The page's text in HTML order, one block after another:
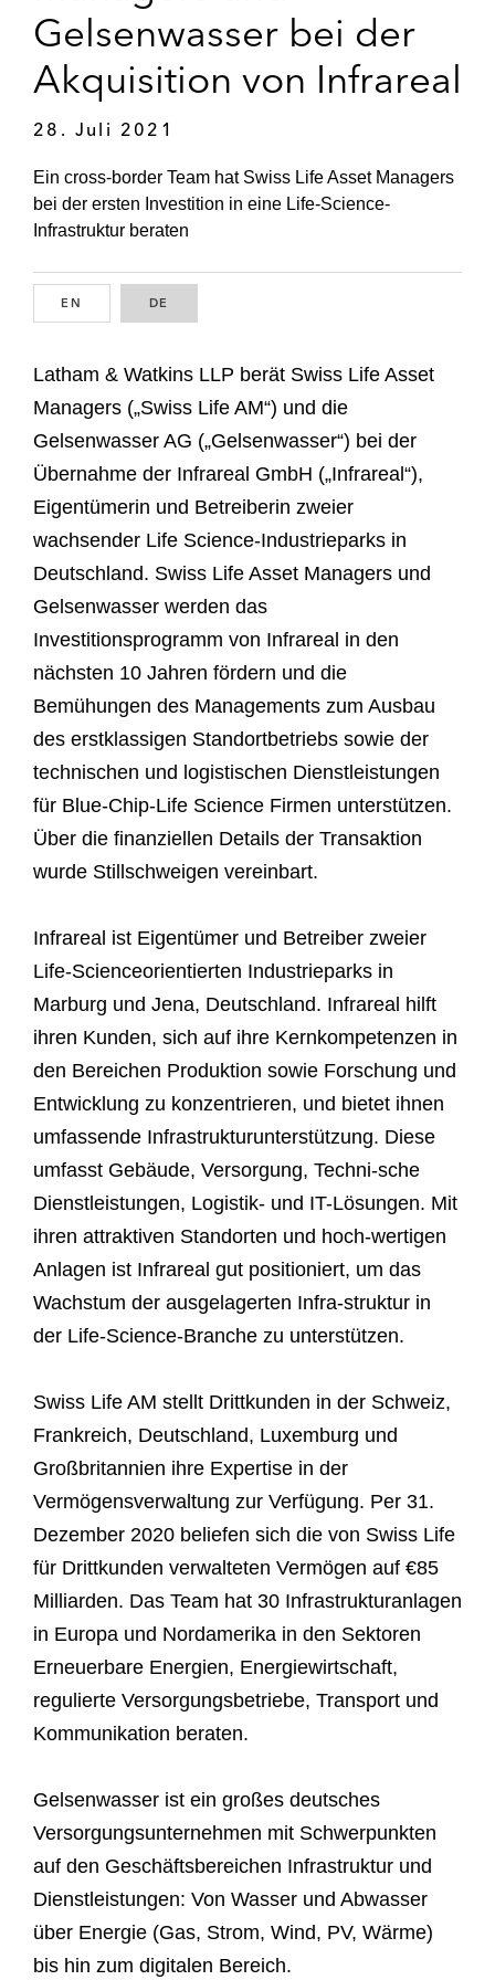
Gelsenwasser bei der
Akquisition von Infrareal
28. Juli 2021
Ein cross-border Team hat Swiss Life Asset Managers
bei der ersten Investition in eine Life-Science-
Infrastruktur beraten
EN DE
Latham & Watkins LLP berät Swiss Life Asset
Managers („Swiss Life AM“) und die
Gelsenwasser AG („Gelsenwasser“) bei der
Übernahme der Infrareal GmbH („Infrareal“),
Eigentümerin und Betreiberin zweier
wachsender Life Science-Industrieparks in
Deutschland. Swiss Life Asset Managers und
Gelsenwasser werden das
Investitionsprogramm von Infrareal in den
nächsten 10 Jahren fördern und die
Bemühungen des Managements zum Ausbau
des erstklassigen Standortbetriebs sowie der
technischen und logistischen Dienstleistungen
für Blue-Chip-Life Science Firmen unterstützen.
Über die finanziellen Details der Transaktion
wurde Stillschweigen vereinbart.
Infrareal ist Eigentümer und Betreiber zweier
Life-Scienceorientierten Industrieparks in
Marburg und Jena, Deutschland. Infrareal hilft
ihren Kunden, sich auf ihre Kernkompetenzen in
den Bereichen Produktion sowie Forschung und
Entwicklung zu konzentrieren, und bietet ihnen
umfassende Infrastrukturunterstützung. Diese
umfasst Gebäude, Versorgung, Techni-sche
Dienstleistungen, Logistik- und IT-Lösungen. Mit
ihren attraktiven Standorten und hoch-wertigen
Anlagen ist Infrareal gut positioniert, um das
Wachstum der ausgelagerten Infra-struktur in
der Life-Science-Branche zu unterstützen.
Swiss Life AM stellt Drittkunden in der Schweiz,
Frankreich, Deutschland, Luxemburg und
Großbritannien ihre Expertise in der
Vermögensverwaltung zur Verfügung. Per 31.
Dezember 2020 beliefen sich die von Swiss Life
für Drittkunden verwalteten Vermögen auf €85
Milliarden. Das Team hat 30 Infrastrukturanlagen
in Europa und Nordamerika in den Sektoren
Erneuerbare Energien, Energiewirtschaft,
regulierte Versorgungsbetriebe, Transport und
Kommunikation beraten.
Gelsenwasser ist ein großes deutsches
Versorgungsunternehmen mit Schwerpunkten
auf den Geschäftsbereichen Infrastruktur und
Dienstleistungen: Von Wasser und Abwasser
über Energie (Gas, Strom, Wind, PV, Wärme)
bis hin zum digitalen Bereich.